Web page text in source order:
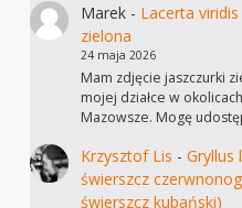
Marek- Lacerta
zielona
24 maja 2026
Mam zdjęcie jaszczurki
mojej działce w okolicach
Mazowsze. Mogę
Krzysztof Lis - Gryllus
świerszcz
świerszcz kubański)